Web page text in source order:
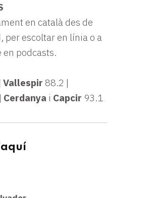
en català des de
per escoltar en línia o a
podcasts.
Vallespir 88.2 |
Cerdanya i Capcir 93.1